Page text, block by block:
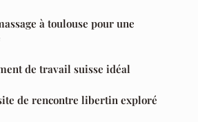
à toulouse pour une
de travail suisse idéal
de rencontre libertin exploré